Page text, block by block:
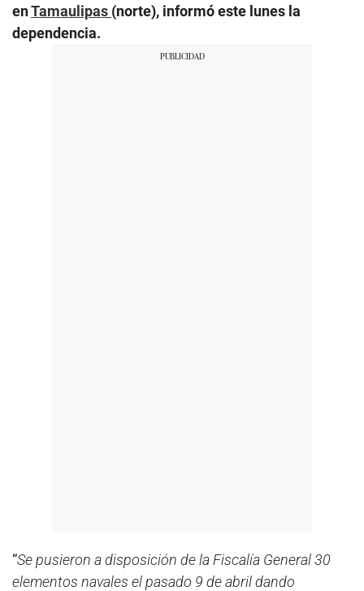
enTamaulipas (norte), informó este lunes la
dependencia.
“Se pusieron a disposición de la Fiscalía General 30
elementos navales el pasado 9 de abril dando